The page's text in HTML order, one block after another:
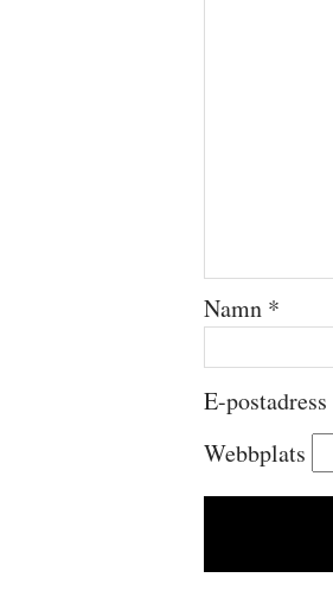
Namn *
E-postadress
Webbplats